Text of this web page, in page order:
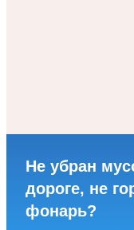
Не убран
дороге, не
фонарь?